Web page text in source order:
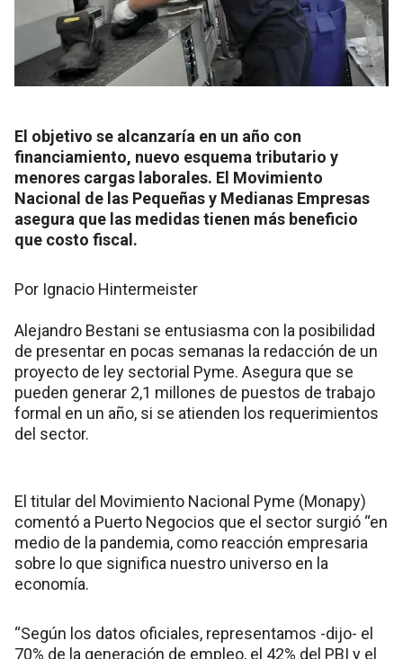
El objetivo se alcanzaría en un año con
financiamiento, nuevo esquema tributario y
menores cargas laborales. El Movimiento
Nacional de las Pequeñas y Medianas Empresas
asegura que las medidas tienen más beneficio
que costo fiscal.
Por Ignacio Hintermeister
Alejandro Bestani se entusiasma con la posibilidad
de presentar en pocas semanas la redacción de un
proyecto de ley sectorial Pyme. Asegura que se
pueden generar 2,1 millones de puestos de trabajo
formal en un año, si se atienden los requerimientos
del sector.
El titular del Movimiento Nacional Pyme (Monapy)
comentó a Puerto Negocios que el sector surgió “en
medio de la pandemia, como reacción empresaria
sobre lo que significa nuestro universo en la
economía.
“Según los datos oficiales, representamos -dijo- el
70% de la generación de empleo, el 42% del PBI y el